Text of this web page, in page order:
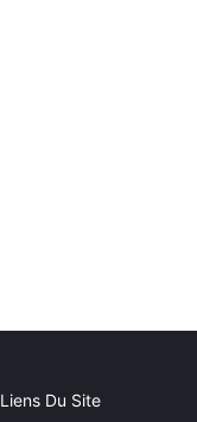
Liens Du Site